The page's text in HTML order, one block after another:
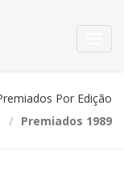
Por Edição
Premiados 1989